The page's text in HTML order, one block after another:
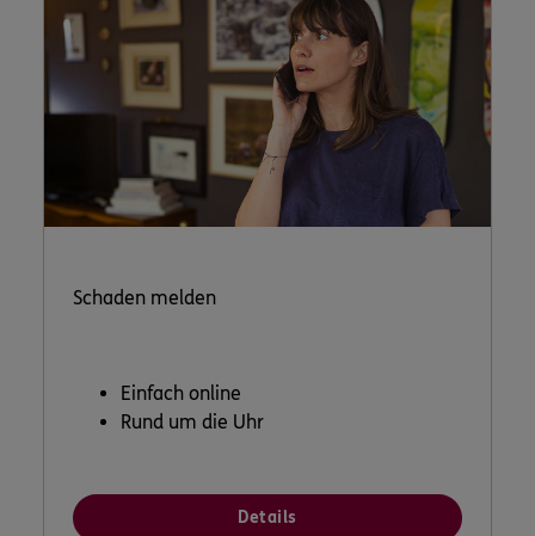
Schaden melden
Einfach online
Rund um die Uhr
Details